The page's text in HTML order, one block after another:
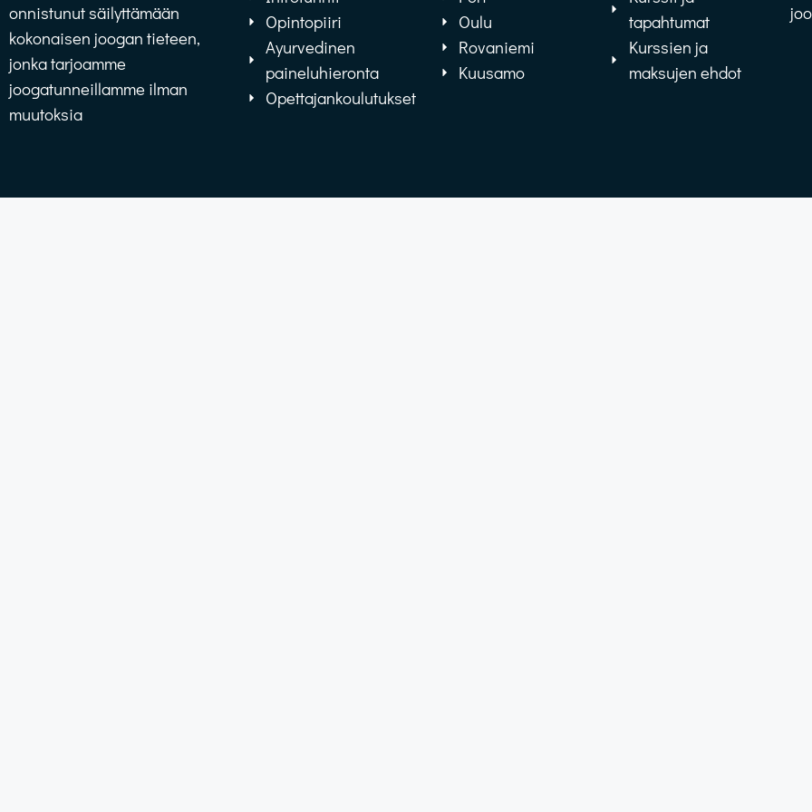
onnistunut säilyttämään
kokonaisen joogan tieteen,
jonka tarjoamme
joogatunneillamme ilman
muutoksia
Opintopiiri
Ayurvedinen
paineluhieronta
Opettajankoulutukset
Oulu
Rovaniemi
Kuusamo
tapahtumat
Kurssien ja
maksujen ehdot